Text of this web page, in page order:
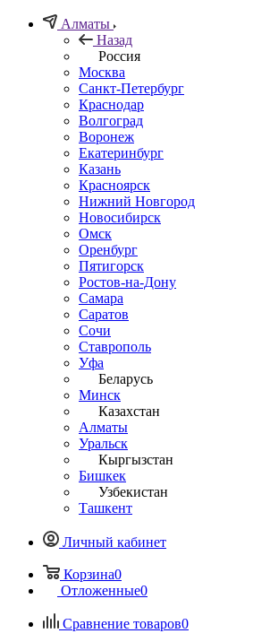
Алматы
Назад
Россия
Москва
Санкт-Петербург
Краснодар
Волгоград
Воронеж
Екатеринбург
Казань
Красноярск
Нижний Новгород
Новосибирск
Омск
Оренбург
Пятигорск
Ростов-на-Дону
Самара
Саратов
Сочи
Ставрополь
Уфа
Беларусь
Минск
Казахстан
Алматы
Уральск
Кыргызстан
Бишкек
Узбекистан
Ташкент
Личный кабинет
Корзина0
Отложенные0
Сравнение товаров0